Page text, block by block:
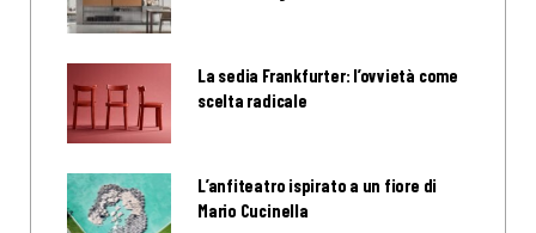
La sedia Frankfurter: l’ovvietà come
scelta radicale
L’anfiteatro ispirato a un fiore di
Mario Cucinella